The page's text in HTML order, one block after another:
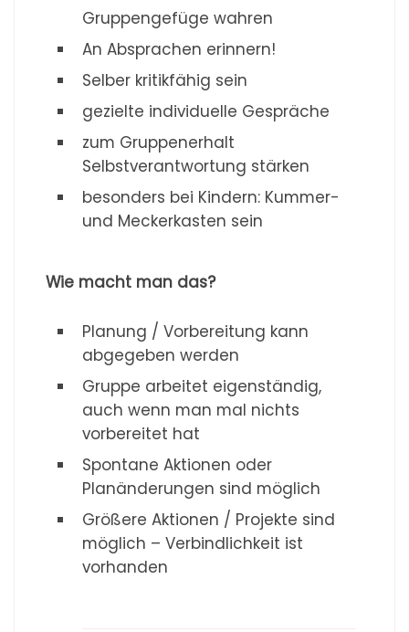
Gruppengefüge wahren
An Absprachen erinnern!
Selber kritikfähig sein
gezielte individuelle Gespräche
zum Gruppenerhalt
Selbstverantwortung stärken
besonders bei Kindern: Kummer-
und Meckerkasten sein
Wie macht man das?
Planung / Vorbereitung kann
abgegeben werden
Gruppe arbeitet eigenständig,
auch wenn man mal nichts
vorbereitet hat
Spontane Aktionen oder
Planänderungen sind möglich
Größere Aktionen / Projekte sind
möglich – Verbindlichkeit ist
vorhanden